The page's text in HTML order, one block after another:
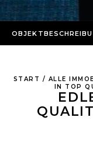
START / ALLE
IN TOP